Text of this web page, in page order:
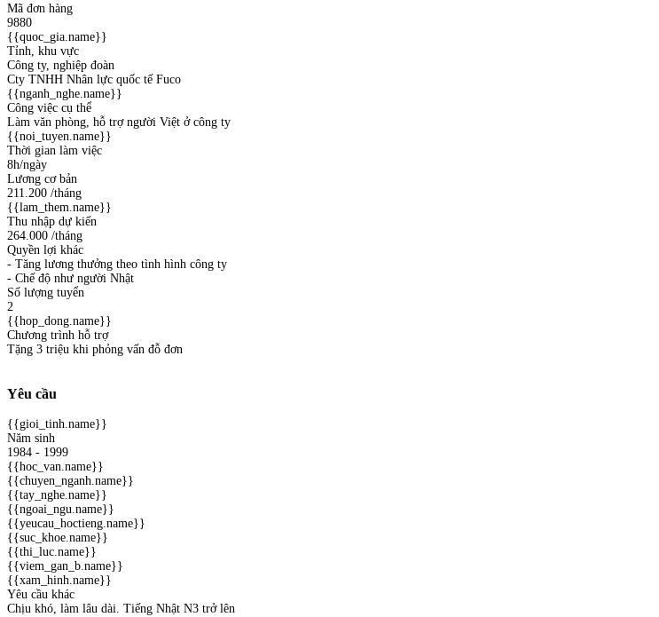
Mã đơn hàng
9880
{{quoc_gia.name}}
Tỉnh, khu vực
Công ty, nghiệp đoàn
Cty TNHH Nhân lực quốc tế Fuco
{{nganh_nghe.name}}
Công việc cụ thể
Làm văn phòng, hỗ trợ người Việt ở công ty
{{noi_tuyen.name}}
Thời gian làm việc
8h/ngày
Lương cơ bản
211.200 /tháng
{{lam_them.name}}
Thu nhập dự kiến
264.000 /tháng
Quyền lợi khác
- Tăng lương thưởng theo tình hình công ty
- Chế độ như người Nhật
Số lượng tuyển
2
{{hop_dong.name}}
Chương trình hỗ trợ
Tặng 3 triệu khi phỏng vấn đỗ đơn
Yêu cầu
{{gioi_tinh.name}}
Năm sinh
1984 - 1999
{{hoc_van.name}}
{{chuyen_nganh.name}}
{{tay_nghe.name}}
{{ngoai_ngu.name}}
{{yeucau_hoctieng.name}}
{{suc_khoe.name}}
{{thi_luc.name}}
{{viem_gan_b.name}}
{{xam_hinh.name}}
Yêu cầu khác
Chịu khó, làm lâu dài. Tiếng Nhật N3 trở lên